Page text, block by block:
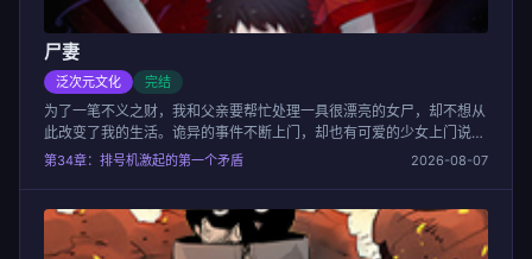
尸妻
泛次元文化 完结
为了一笔不义之财，我和父亲要帮忙处理一具很漂亮的女尸，却不想从
此改变了我的生活。诡异的事件不断上门，却也有可爱的少女上门说是
我的未婚妻。之前离奇消失的女尸却也突然出现。什么？！你也是我的
第34章：排号机激起的第一个矛盾 2026-08-07